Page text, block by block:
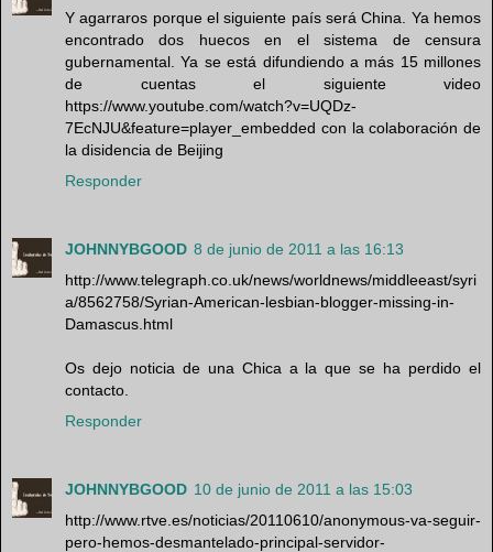
Y agarraros porque el siguiente país será China. Ya hemos
encontrado dos huecos en el sistema de censura
gubernamental. Ya se está difundiendo a más 15 millones
de cuentas el siguiente video
https://www.youtube.com/watch?v=UQDz-
7EcNJU&feature=player_embedded con la colaboración de
la disidencia de Beijing
Responder
JOHNNYBGOOD 8 de junio de 2011 a las 16:13
http://www.telegraph.co.uk/news/worldnews/middleeast/syri
a/8562758/Syrian-American-lesbian-blogger-missing-in-
Damascus.html
Os dejo noticia de una Chica a la que se ha perdido el
contacto.
Responder
JOHNNYBGOOD 10 de junio de 2011 a las 15:03
http://www.rtve.es/noticias/20110610/anonymous-va-seguir-
pero-hemos-desmantelado-principal-servidor-